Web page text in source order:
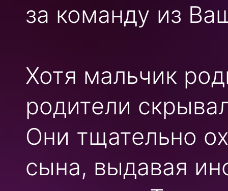
за команду из
Хотя мальчик
родители
Они тщательно
сына, выдавая